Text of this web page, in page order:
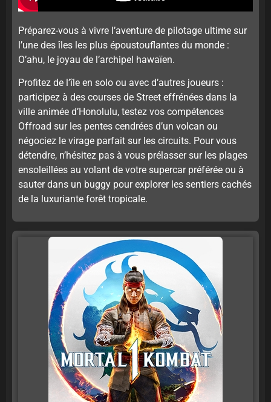
Préparez-vous à vivre l’aventure de pilotage ultime sur
l’une des îles les plus époustouflantes du monde :
O’ahu, le joyau de l’archipel hawaïen.
Profitez de l’île en solo ou avec d’autres joueurs :
participez à des courses de Street effrénées dans la
ville animée d’Honolulu, testez vos compétences
Offroad sur les pentes cendrées d’un volcan ou
négociez le virage parfait sur les circuits. Pour vous
détendre, n’hésitez pas à vous prélasser sur les plages
ensoleillées au volant de votre supercar préférée ou à
sauter dans un buggy pour explorer les sentiers cachés
de la luxuriante forêt tropicale.